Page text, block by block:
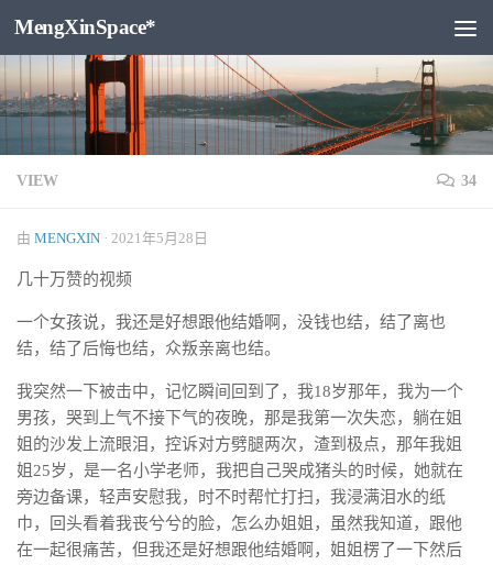
跳至内容
MengXinSpace*
VIEW 34
由 MENGXIN · 2021年5月28日
几十万赞的视频
一个女孩说，我还是好想跟他结婚啊，没钱也结，结了离也
结，结了后悔也结，众叛亲离也结。
我突然一下被击中，记忆瞬间回到了，我18岁那年，我为一个
男孩，哭到上气不接下气的夜晚，那是我第一次失恋，躺在姐
姐的沙发上流眼泪，控诉对方劈腿两次，渣到极点，那年我姐
姐25岁，是一名小学老师，我把自己哭成猪头的时候，她就在
旁边备课，轻声安慰我，时不时帮忙打扫，我浸满泪水的纸
巾，回头看着我丧兮兮的脸，怎么办姐姐，虽然我知道，跟他
在一起很痛苦，但我还是好想跟他结婚啊，姐姐楞了一下然后